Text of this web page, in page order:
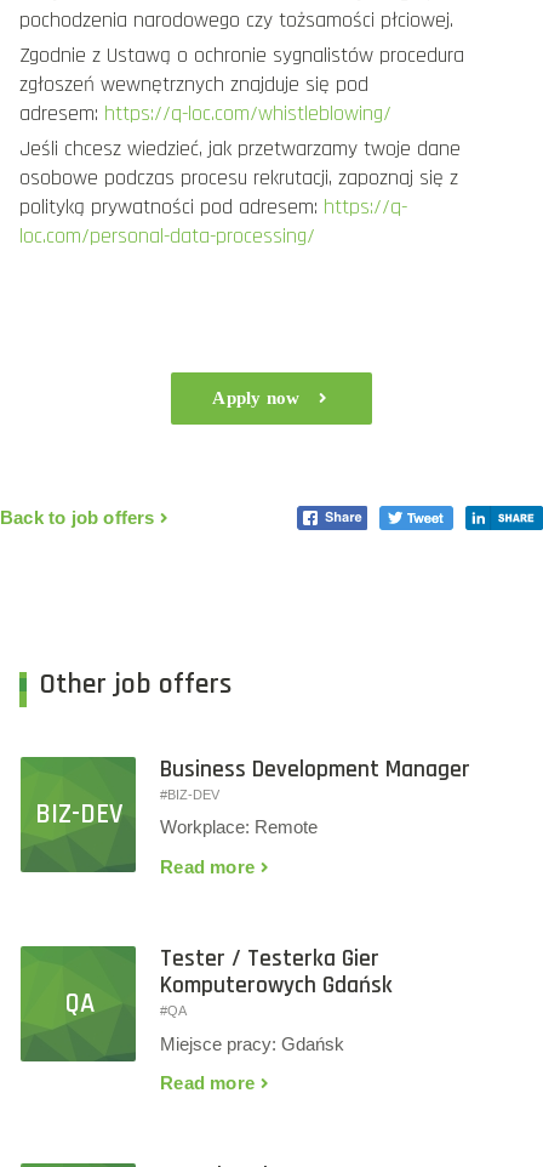
pochodzenia narodowego czy tożsamości płciowej.
Zgodnie z Ustawą o ochronie sygnalistów procedura
zgłoszeń wewnętrznych znajduje się pod
adresem: https://q-loc.com/whistleblowing/
Jeśli chcesz wiedzieć, jak przetwarzamy twoje dane
osobowe podczas procesu rekrutacji, zapoznaj się z
polityką prywatności pod adresem: https://q-
loc.com/personal-data-processing/
Apply now
Back to job offers
Other job offers
BIZ-DEV
Business Development Manager
#BIZ-DEV
Workplace: Remote
Read more
QA
Tester / Testerka Gier
Komputerowych Gdańsk
#QA
Miejsce pracy: Gdańsk
Read more